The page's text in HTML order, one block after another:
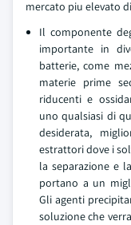
mercato piu elevato
Il componente
importante in
batterie, come
materie prime
riducenti e
uno qualsiasi di
desiderata,
estrattori dove i
la separazione e
portano a un
Gli agenti
soluzione che